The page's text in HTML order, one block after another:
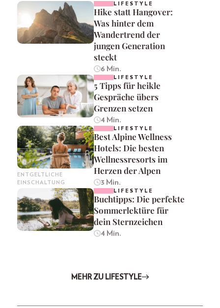
LIFESTYLE
Hike statt Hangover:
Was hinter dem
Wandertrend der
jungen Generation
steckt
6 Min.
LIFESTYLE
5 Tipps für heikle
Gespräche übers
Grenzen setzen
4 Min.
ENTGELTLICHE
EINSCHALTUNG
LIFESTYLE
Best Alpine Wellness
Hotels: Die besten
Wellnessresorts im
Herzen der Alpen
3 Min.
LIFESTYLE
Buchtipps: Die perfekte
Sommerlektüre für
dein Sternzeichen
4 Min.
MEHR ZU LIFESTYLE